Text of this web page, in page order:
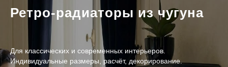
Ретро-радиаторы из чугуна
Для классических и современных интерьеров.
Индивидуальные размеры, расчёт, декорирование.